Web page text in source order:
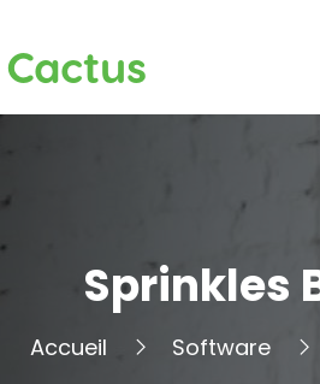
Cactus
Sprinkles
Accueil Software